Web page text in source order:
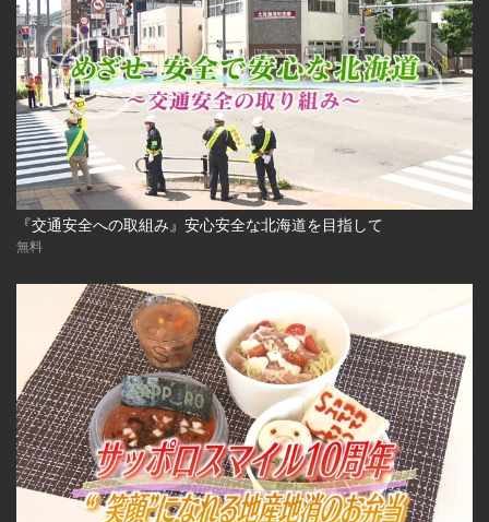
『交通安全への取組み』安心安全な北海道を目指して
無料